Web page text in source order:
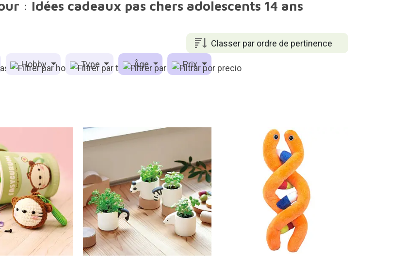
: Idées cadeaux pas chers adolescents 14 ans
Classer par ordre de pertinence
Hobby Type Âge Prix